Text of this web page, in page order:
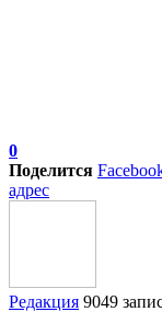
0
Поделится
адрес
Редакция 9049